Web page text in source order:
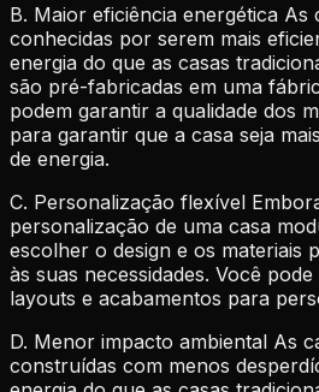
B. Maior eficiência energética As
conhecidas por serem mais
energia do que as casas
são pré-fabricadas em uma
podem garantir a qualidade dos
para garantir que a casa seja
de energia.
C. Personalização flexível
personalização de uma casa
escolher o design e os materiais
às suas necessidades. Você
layouts e acabamentos para
D. Menor impacto ambiental As
construídas com menos